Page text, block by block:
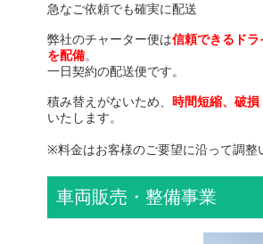
急なご依頼でも確実に配送
弊社のチャーター便は信頼できるドラ
を配備。
一日契約の配送便です。
積み替えがないため、 時間短縮、破
いたします。
※料金はお客様のご要望に沿って調整
車両販売・整備事業